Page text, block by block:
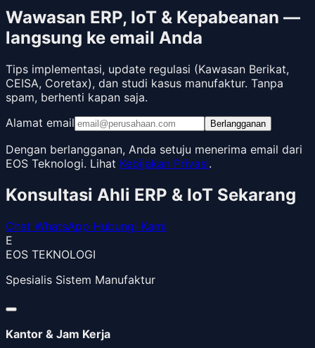
Wawasan ERP, IoT & Kepabeanan —
langsung ke email Anda
Tips implementasi, update regulasi (Kawasan Berikat,
CEISA, Coretax), dan studi kasus manufaktur. Tanpa
spam, berhenti kapan saja.
Alamat email
Berlangganan
Dengan berlangganan, Anda setuju menerima email dari
EOS Teknologi. Lihat Kebijakan Privasi.
Konsultasi Ahli ERP & IoT Sekarang
Chat WhatsApp Hubungi Kami
E
EOS TEKNOLOGI
Spesialis Sistem Manufaktur
Kantor & Jam Kerja